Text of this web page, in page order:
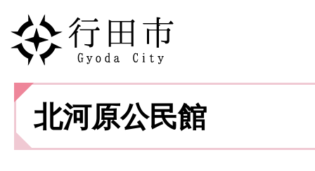
北河原公民館